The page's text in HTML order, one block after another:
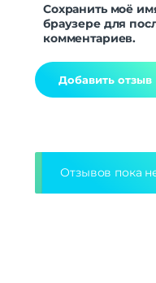
Сохранить моё
браузере для
комментариев.
Отзывов пока